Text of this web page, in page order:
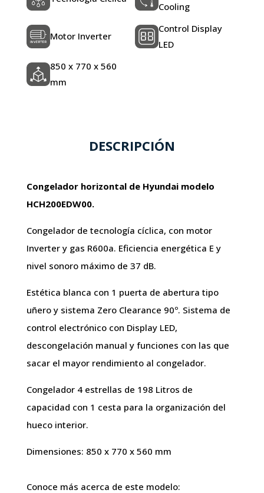
Cooling
Motor Inverter
Control Display
LED
850 x 770 x 560
mm
DESCRIPCIÓN
Congelador horizontal de Hyundai modelo
HCH200EDW00.
Congelador de tecnología cíclica, con motor
Inverter y gas R600a. Eficiencia energética E y
nivel sonoro máximo de 37 dB.
Estética blanca con 1 puerta de abertura tipo
uñero y sistema Zero Clearance 90º. Sistema de
control electrónico con Display LED,
descongelación manual y funciones con las que
sacar el mayor rendimiento al congelador.
Congelador 4 estrellas de 198 Litros de
capacidad con 1 cesta para la organización del
hueco interior.
Dimensiones: 850 x 770 x 560 mm
Conoce más acerca de este modelo: